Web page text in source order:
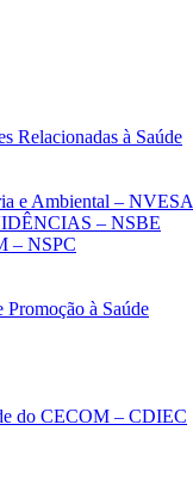
Relacionadas à Saúde
e Ambiental – NVESA
– NSBE
– NSPC
Promoção à Saúde
do CECOM – CDIEC